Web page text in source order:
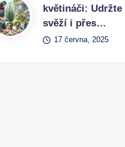
květináči: Udržte
svěží i přes…
17 června, 2025